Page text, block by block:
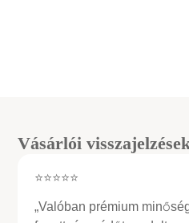
Vásárlói
⭐⭐⭐⭐⭐
„Valóban prémium